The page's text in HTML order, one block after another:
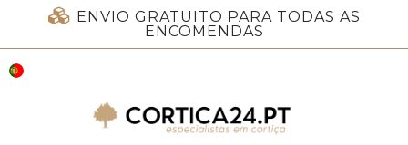
ENVIO GRATUITO PARA TODAS AS
ENCOMENDAS